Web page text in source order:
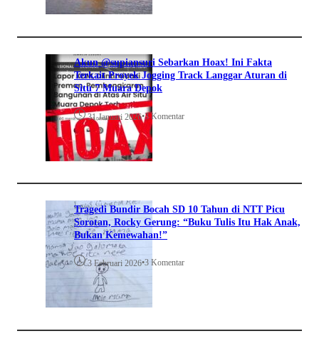
Akun @supiansuri Sebarkan Hoax! Ini Fakta
Terkait Proyek Jogging Track Langgar Aturan di
Situ 7 Muara Depok
31 Januari 2026•3 Komentar
Tragedi Bundir Bocah SD 10 Tahun di NTT Picu
Sorotan, Rocky Gerung: “Buku Tulis Itu Hak Anak,
Bukan Kemewahan!”
3 Februari 2026•3 Komentar